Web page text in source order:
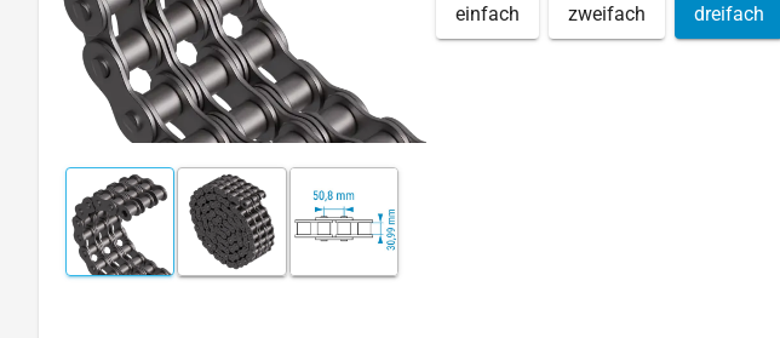
einfach zweifach dreifach